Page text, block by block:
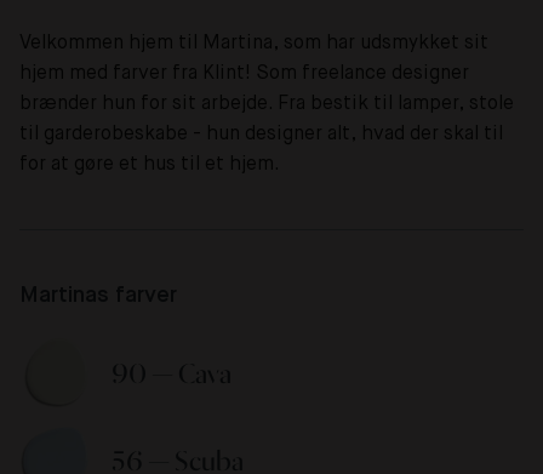
Velkommen hjem til Martina, som har udsmykket sit
hjem med farver fra Klint! Som freelance designer
brænder hun for sit arbejde. Fra bestik til lamper, stole
til garderobeskabe - hun designer alt, hvad der skal til
for at gøre et hus til et hjem.